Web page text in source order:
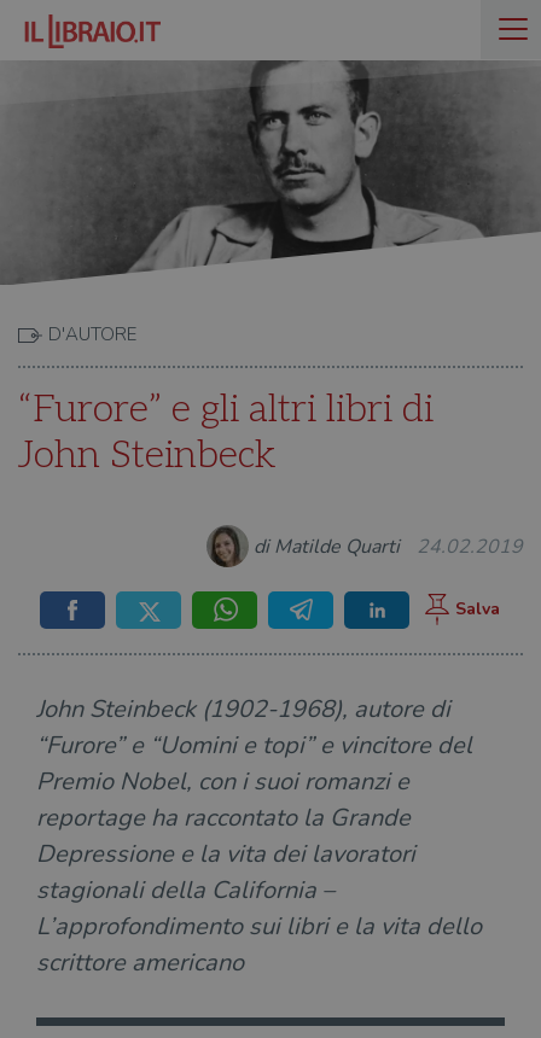
D'AUTORE
“Furore” e gli altri libri di
John Steinbeck
di Matilde Quarti 24.02.2019
John Steinbeck (1902-1968), autore di
“Furore” e “Uomini e topi” e vincitore del
Premio Nobel, con i suoi romanzi e
reportage ha raccontato la Grande
Depressione e la vita dei lavoratori
stagionali della California –
L’approfondimento sui libri e la vita dello
scrittore americano